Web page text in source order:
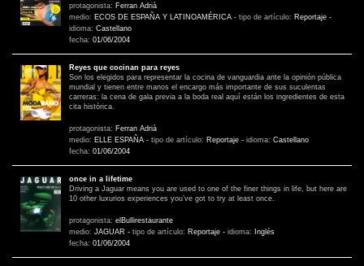
protagonista: Ferran Adrià
medio: ECOS DE ESPAÑA Y LATINOAMÉRICA - tipo de artículo: Reportaje -
idioma: Castellano
fecha: 01/06/2004
Reyes que cocinan para reyes
Son los elegidos para representar la cocina de vanguardia ante la opinión pública
mundial y tienen entre manos el encargo más importante de sus suculentas
carreras: la cena de gala previa a la boda real aquí están los ingredientes de esta
cita histórica.
protagonista: Ferran Adrià
medio: ELLE ESPAÑA - tipo de artículo: Reportaje - idioma: Castellano
fecha: 01/06/2004
once in a lifetime
Driving a Jaguar means you are used to one of the finer things in life, but here are
10 other luxurios experiences you’ve got to try at least once.
protagonista: elBullirestaurante
medio: JAGUAR - tipo de artículo: Reportaje - idioma:
Inglés
fecha: 01/06/2004